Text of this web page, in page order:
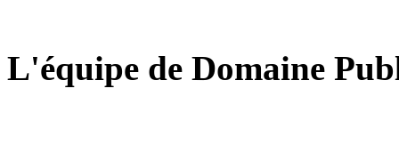
L'équipe de Domaine